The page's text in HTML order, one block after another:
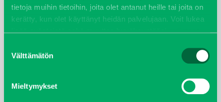
tietoja muihin tietoihin, joita olet antanut heille tai joita on
kerätty, kun olet käyttänyt heidän palvelujaan. Voit lukea
lisää evästeistä sekä muuttaa hyväksyntääsievästeet
valinta
Välttämätön
Mieltymykset
helmikuu 2022
joulukuu 2021
lokakuu 2021
kesäkuu 2021